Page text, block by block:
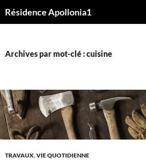
auRésidence Apollonia1
Archives par mot-clé : cuisine
TRAVAUX,VIE QUOTIDIENNE